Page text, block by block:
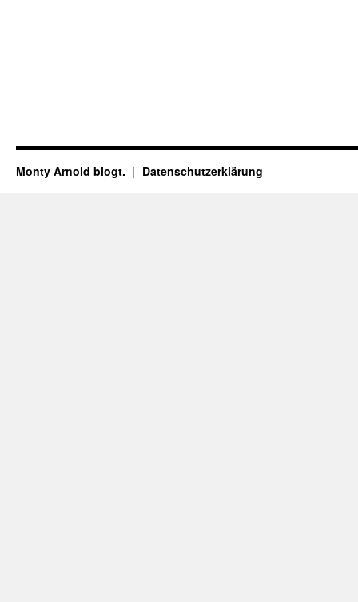
Monty Arnold blogt. Datenschutz­erklärung